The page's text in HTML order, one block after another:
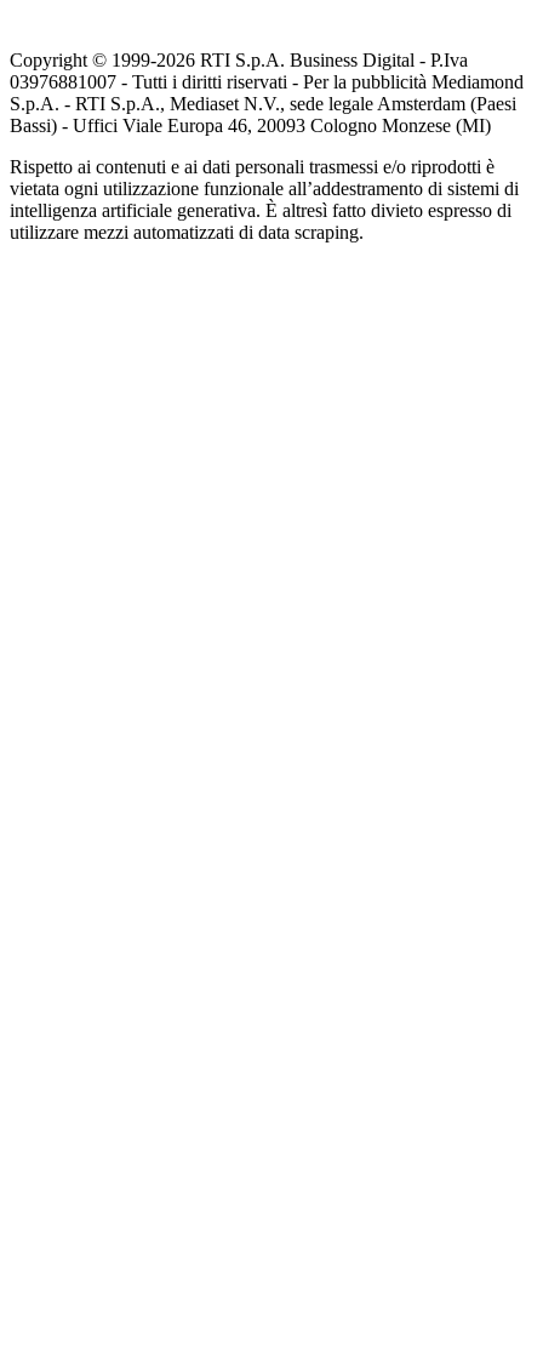
Copyright © 1999-2026 RTI S.p.A. Business Digital - P.Iva
03976881007 - Tutti i diritti riservati - Per la pubblicità Mediamond
S.p.A. - RTI S.p.A., Mediaset N.V., sede legale Amsterdam (Paesi
Bassi) - Uffici Viale Europa 46, 20093 Cologno Monzese (MI)
Rispetto ai contenuti e ai dati personali trasmessi e/o riprodotti è
vietata ogni utilizzazione funzionale all’addestramento di sistemi di
intelligenza artificiale generativa. È altresì fatto divieto espresso di
utilizzare mezzi automatizzati di data scraping.